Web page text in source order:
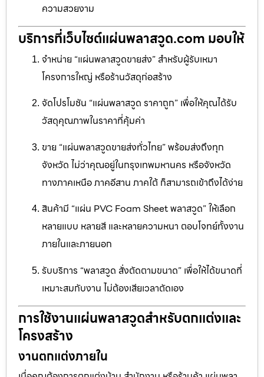
ความสวยงาม
บริการที่เว็บไซต์แผ่นพลาสวูด.com มอบให้
จำหน่าย “แผ่นพลาสวูดขายส่ง” สำหรับผู้รับเหมา
โครงการใหญ่ หรือร้านวัสดุก่อสร้าง
จัดโปรโมชัน “แผ่นพลาสวูด ราคาถูก” เพื่อให้คุณได้รับ
วัสดุคุณภาพในราคาที่คุ้มค่า
ขาย “แผ่นพลาสวูดขายส่งทั่วไทย” พร้อมส่งถึงทุก
จังหวัด ไม่ว่าคุณอยู่ในกรุงเทพมหานคร หรือจังหวัด
ทางภาคเหนือ ภาคอีสาน ภาคใต้ ก็สามารถเข้าถึงได้ง่าย
สินค้ามี “แผ่น PVC Foam Sheet พลาสวูด” ให้เลือก
หลายแบบ หลายสี และหลายความหนา ตอบโจทย์ทั้งงาน
ภายในและภายนอก
รับบริการ “พลาสวูด สั่งตัดตามขนาด” เพื่อให้ได้ขนาดที่
เหมาะสมกับงาน ไม่ต้องเสียเวลาตัดเอง
การใช้งานแผ่นพลาสวูดสำหรับตกแต่งและ
โครงสร้าง
งานตกแต่งภายใน